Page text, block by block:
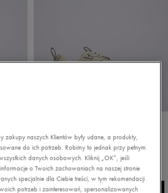
256,49 zł
+ 4
zakupy naszych Klientów były udane, a produkty,
do ich potrzeb. Robimy to jednak przy pełnym
danych osobowych. Kliknij „OK”, jeśli
o Twoich zachowaniach na naszej stronie
specjalnie dla Ciebie treści, w tym rekomendacji
potrzeb i zainteresowań, spersonalizowanych